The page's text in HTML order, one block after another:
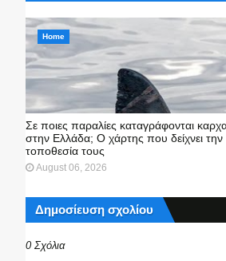
Home
Σε ποιες παραλίες καταγράφονται
στην Ελλάδα; Ο χάρτης που δείχνει την
τοποθεσία τους
August 06, 2026
Δημοσίευση σχολίου
0 Σχόλια